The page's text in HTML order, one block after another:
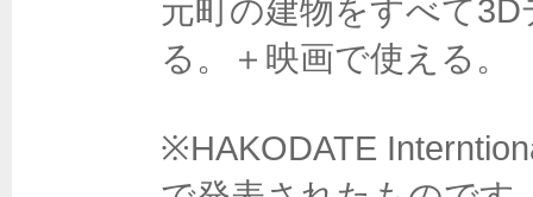
元町の建物をすべて
る。＋映画で使える。
※HAKODATE